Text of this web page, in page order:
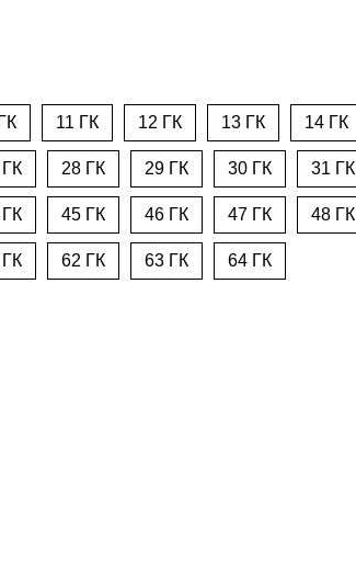
11 ГК 12 ГК 13 ГК 14 ГК
28 ГК 29 ГК 30 ГК 31 ГК
45 ГК 46 ГК 47 ГК 48 ГК
62 ГК 63 ГК 64 ГК